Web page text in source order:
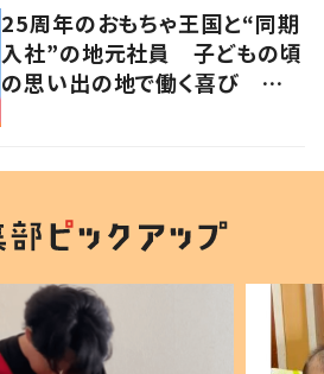
25周年のおもちゃ王国と“同期
入社”の地元社員 子どもの頃
の思い出の地で働く喜び 岡